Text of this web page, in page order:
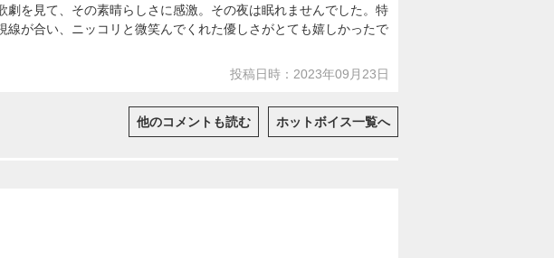
を見て、その素晴らしさに感激。その夜は眠れませんでした。特
が合い、ニッコリと微笑んでくれた優しさがとても嬉しかったで
投稿日時：2023年09月23日
他のコメントも読む ホットボイス一覧へ